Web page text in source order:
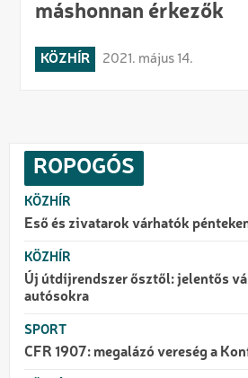
máshonnan érkezők
KÖZHÍR 2021. május 14.
ROPOGÓS
KÖZHÍR
Eső és zivatarok várhatók
KÖZHÍR
Új útdíjrendszer ősztől: jelentős
autósokra
SPORT
CFR 1907: megalázó vereség a